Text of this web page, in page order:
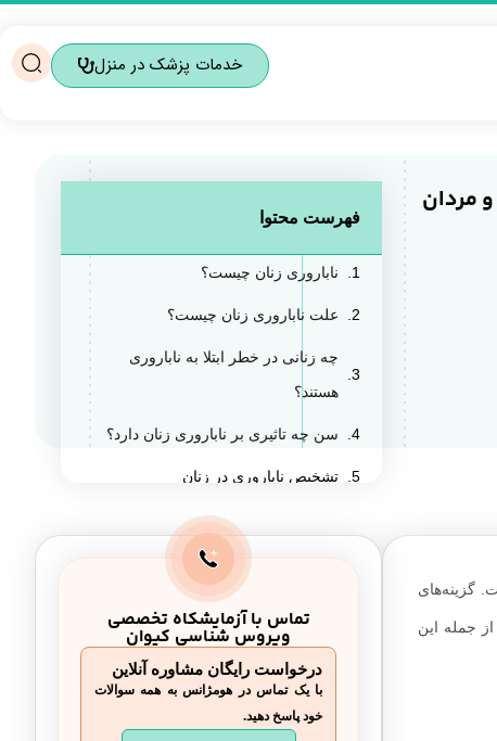
خدمات پزشک در منزل
مردان
فهرست محتوا
ناباروری زنان چیست؟
علت ناباروری زنان چیست؟
چه زنانی در خطر ابتلا به ناباروری
هستند؟
سن چه تاثیری بر ناباروری زنان دارد؟
تشخیص ناباروری در زنان
درمان ناباروری زنان
ناباروری مردان چیست؟
ناباروری مردان چقدر شایع است؟
کدام مردان بیشتر در معرض ناباروری
هستند؟
تشخیص ناباروری مردان
گزینه‌های
جمله این تماس با آزمایشکاه تخصصی
ویروس شناسی کیوان
درخواست رایگان مشاوره آنلاین
با یک تماس در هومژانس به همه سوالات
خود پاسخ دهید.